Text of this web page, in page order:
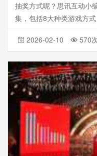
抽奖方式呢？思讯互动小
集，包括8大种类游戏方
2026-02-10 570